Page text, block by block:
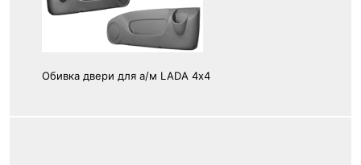
Обивка двери для а/м LADA 4х4